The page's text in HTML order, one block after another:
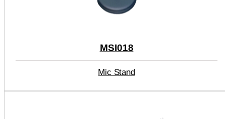
MSI018
Mic Stand